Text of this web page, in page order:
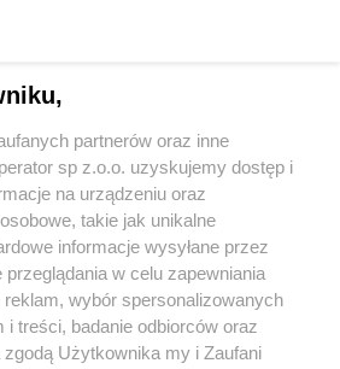
regulamin korzystania z portali
Skontaktuj się z nami
partnerów oraz inne
sp z.o.o. uzyskujemy dostęp i
na urządzeniu oraz
takie jak unikalne
informacje wysyłane przez
w celu zapewniania
wybór spersonalizowanych
i treści, badanie odbiorców oraz
zgodą Użytkownika my i Zaufani